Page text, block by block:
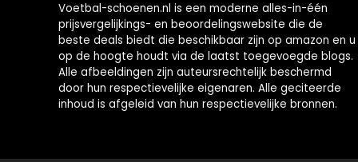
Voetbal-schoenen.nl is een moderne alles-in-één
prijsvergelijkings- en beoordelingswebsite die de
beste deals biedt die beschikbaar zijn op amazon en u
op de hoogte houdt via de laatst toegevoegde blogs.
Alle afbeeldingen zijn auteursrechtelijk beschermd
door hun respectievelijke eigenaren. Alle geciteerde
inhoud is afgeleid van hun respectievelijke bronnen.